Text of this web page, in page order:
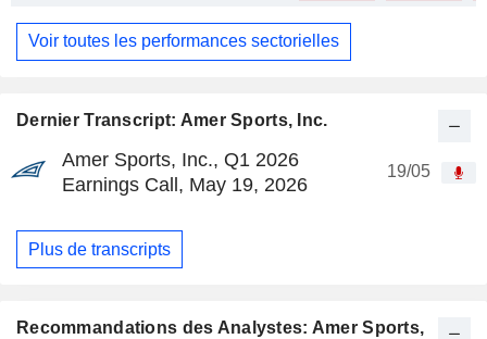
Dernier Transcript: Amer Sports, Inc.
Amer Sports, Inc., Q1 2026
Earnings Call, May 19, 2026
19/05
Plus de transcripts
Recommandations des Analystes: Amer Sports,
Voir toutes les performances sectorielles